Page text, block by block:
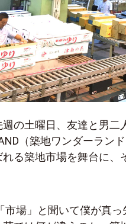
週の土曜日、友達と男二
（築地ワンダーラン
れる築地市場を舞台に、
「市場」と聞いて僕が真